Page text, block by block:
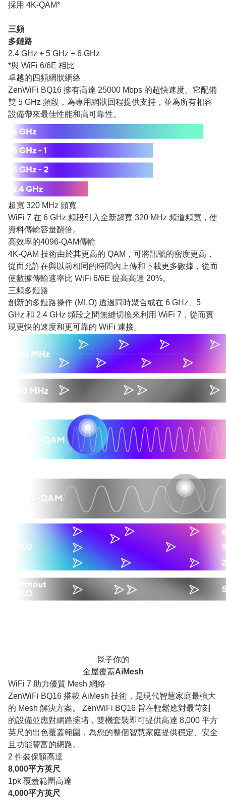
採用 4K-QAM*
三頻
多鏈路
2.4 GHz + 5 GHz + 6 GHz
*與 WiFi 6/6E 相比
卓越的四頻網狀網絡
ZenWiFi BQ16 擁有高達 25000 Mbps 的超快速度。它配備
雙 5 GHz 頻段，為專用網狀回程提供支持，並為所有相容
設備帶來最佳性能和高可靠性。
超寬 320 MHz 頻寬
WiFi 7 在 6 GHz 頻段引入全新超寬 320 MHz 頻道頻寬，使
資料傳輸容量翻倍。
高效率的4096-QAM傳輸
4K-QAM 技術由於其更高的 QAM，可將訊號的密度更高，
從而允許在與以前相同的時間內上傳和下載更多數據，從而
使數據傳輸速率比 WiFi 6/6E 提高高達 20%。
三頻多鏈路
創新的多鏈路操作 (MLO) 透過同時聚合或在 6 GHz、5
GHz 和 2.4 GHz 頻段之間無縫切換來利用 WiFi 7，從而實
現更快的速度和更可靠的 WiFi 連接。
毯子你的
全屋覆蓋AiMesh
WiFi 7 助力優質 Mesh 網絡
ZenWiFi BQ16 搭載 AiMesh 技術，是現代智慧家庭最強大
的 Mesh 解決方案。 ZenWiFi BQ16 旨在輕鬆應對最苛刻
的設備並應對網路擁堵，雙機套裝即可提供高達 8,000 平方
英尺的出色覆蓋範圍，為您的整個智慧家庭提供穩定、安全
且功能豐富的網路。
2 件裝保額高達
8,000平方英尺
1pk 覆蓋範圍高達
4,000平方英尺